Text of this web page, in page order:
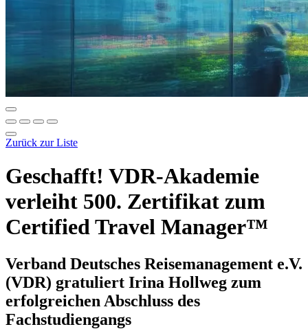
Zurück zur Liste
Geschafft! VDR-Akademie
verleiht 500. Zertifikat zum
Certified Travel Manager™
Verband Deutsches Reisemanagement e.V.
(VDR) gratuliert Irina Hollweg zum
erfolgreichen Abschluss des
Fachstudiengangs